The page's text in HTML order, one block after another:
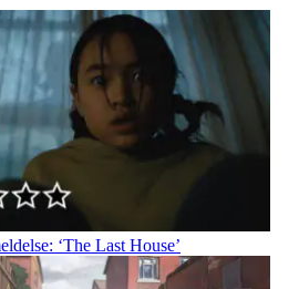
‘The Last House’